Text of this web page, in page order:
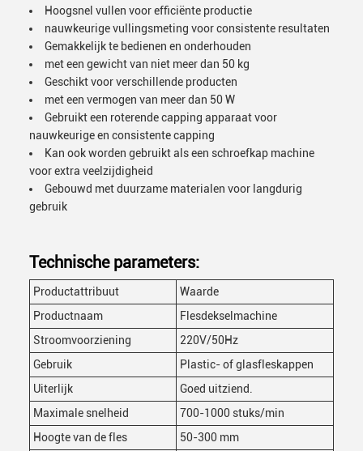
Hoogsnel vullen voor efficiënte productie
nauwkeurige vullingsmeting voor consistente resultaten
Gemakkelijk te bedienen en onderhouden
met een gewicht van niet meer dan 50 kg
Geschikt voor verschillende producten
met een vermogen van meer dan 50 W
Gebruikt een roterende capping apparaat voor
nauwkeurige en consistente capping
Kan ook worden gebruikt als een schroefkap machine
voor extra veelzijdigheid
Gebouwd met duurzame materialen voor langdurig
gebruik
Technische parameters:
Productattribuut
Waarde
Productnaam
Flesdekselmachine
Stroomvoorziening
220V/50Hz
Gebruik
Plastic- of glasfleskappen
Uiterlijk
Goed uitziend.
Maximale snelheid
700-1000 stuks/min
Hoogte van de fles
50-300 mm